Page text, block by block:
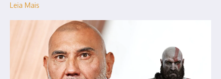
Leia Mais